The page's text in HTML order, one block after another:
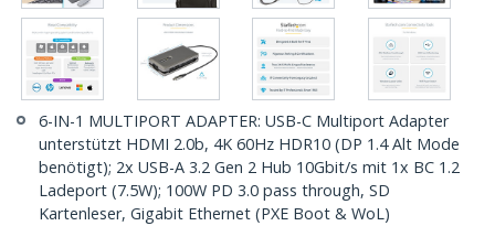
6-IN-1 MULTIPORT ADAPTER: USB-C Multiport Adapter
unterstützt HDMI 2.0b, 4K 60Hz HDR10 (DP 1.4 Alt Mode
benötigt); 2x USB-A 3.2 Gen 2 Hub 10Gbit/s mit 1x BC 1.2
Ladeport (7.5W); 100W PD 3.0 pass through, SD
Kartenleser, Gigabit Ethernet (PXE Boot & WoL)